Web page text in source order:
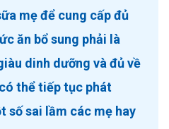
mẹ để cung cấp đủ
ăn bổ sung phải là
dinh dưỡng và đủ về
thể tiếp tục phát
số sai lầm các mẹ hay